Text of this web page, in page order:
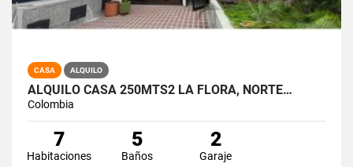
CASA ALQUILO
ALQUILO CASA 250MTS2 LA FLORA, NORTE…
Colombia
7
Habitaciones
5
Baños
2
Garaje